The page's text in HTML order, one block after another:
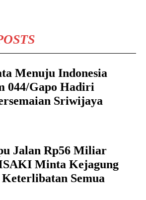
Menuju Indonesia
044/Gapo Hadiri
Sriwijaya
Jalan Rp56 Miliar
Minta Kejagung
Semua